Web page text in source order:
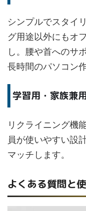
シンプルでスタイ
グ用途以外にもオ
し。腰や首へのサ
長時間のパソコン
学習用・家族兼
リクライニング機
員が使いやすい設
マッチします。
よくある質問と